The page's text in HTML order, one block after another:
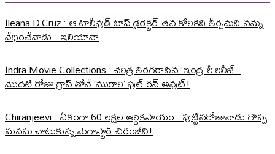
Ileana D’Cruz : ఆ టాలీవుడ్ టాప్ డైరెక్టర్ తన కోరికని తీర్చమని నన్ను
వేధించేవాడు : ఇలియానా
Indra Movie Collections : చరిత్ర తిరగరాసిన ‘ఇంద్ర’ రీ రిలీజ్..
మొదటి రోజు గ్రాస్ తోనే ‘మురారి’ ఫుల్ రన్ అవుట్!
Chiranjeevi : ఏకంగా 60 లక్షల ఆర్ధికసాయం.. పుట్టినరోజునాడు గొప్ప
మనసు చాటుకున్న మెగాస్టార్ చిరంజీవి!